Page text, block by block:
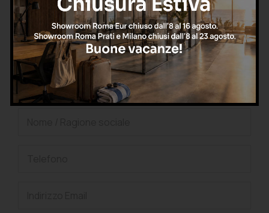
oppure
Richiedi una consulenza
gratuita